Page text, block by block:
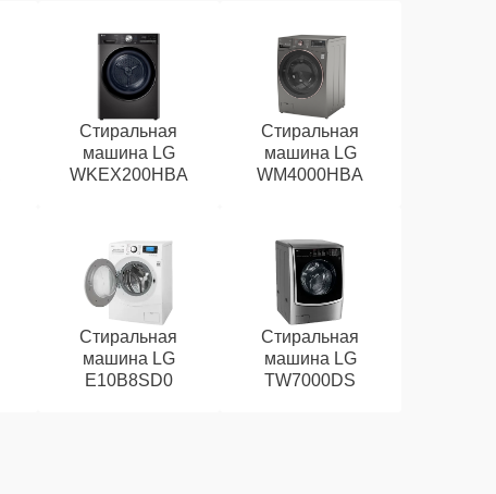
Стиральная
машина LG
WKEX200HBA
Стиральная
машина LG
WM4000HBA
Стиральная
машина LG
E10B8SD0
Стиральная
машина LG
TW7000DS